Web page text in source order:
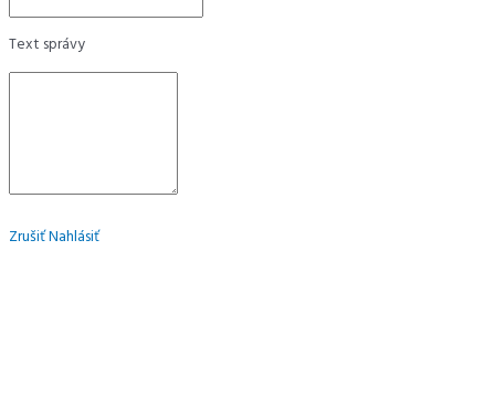
Text správy
ZrušiťNahlásiť